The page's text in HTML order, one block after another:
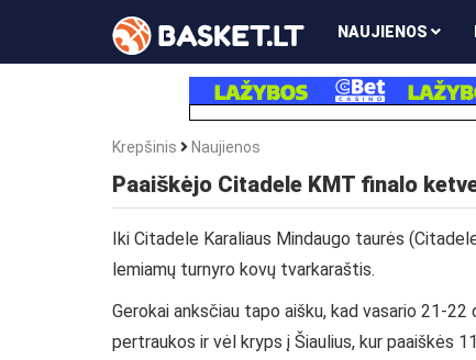
NAUJIENOS
Krepšinis Naujienos
Paaiškėjo Citadele KMT finalo
Iki Citadele Karaliaus Mindaugo taurės
lemiamų turnyro kovų tvarkaraštis.
Gerokai anksčiau tapo aišku, kad vasario 21-
pertraukos ir vėl kryps į Šiaulius, kur paaiškės